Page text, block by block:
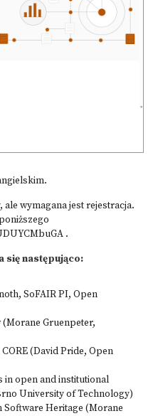
ale wymagana jest rejestracja.
.
się następująco:
SoFAIR PI, Open
Gruenpeter,
(David Pride, Open
in open and institutional
University of Technology)
Heritage (Morane